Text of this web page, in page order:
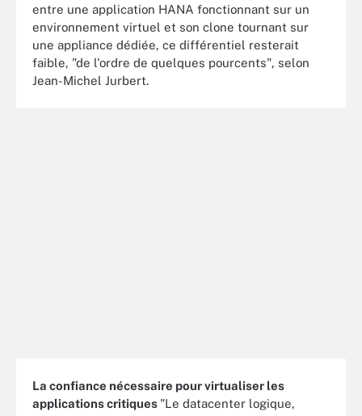
entre une application HANA fonctionnant sur un
environnement virtuel et son clone tournant sur
une appliance dédiée, ce différentiel resterait
faible, "de l'ordre de quelques pourcents", selon
Jean-Michel Jurbert.
La confiance nécessaire pour virtualiser les
applications critiques "Le datacenter logique,